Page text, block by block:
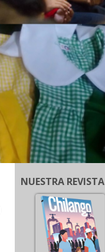
NUESTRA REVISTA